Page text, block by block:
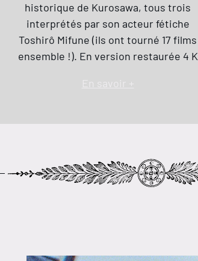
historique de Kurosawa, tous trois
interprétés par son acteur fétiche
Toshirô Mifune (ils ont tourné 17 films
ensemble !). En version restaurée 4 K